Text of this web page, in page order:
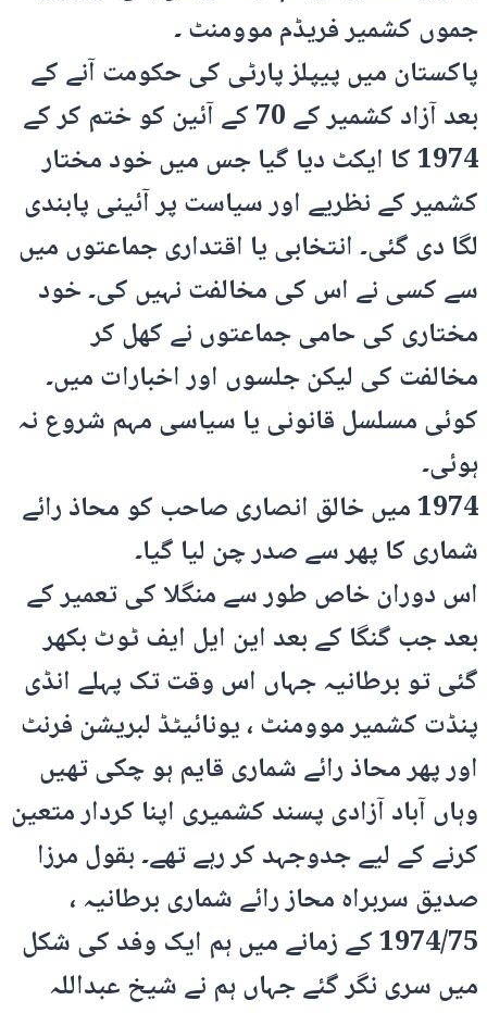
جموں کشمیر فریڈم موومنٹ ۔
پاکستان میں پیپلز پارٹی کی حکومت آنے کے
بعد آزاد کشمیر کے 70 کے آئین کو ختم کر کے
1974 کا ایکٹ دیا گیا جس میں خود مختار
کشمیر کے نظریے اور سیاست پر آئینی پابندی
لگا دی گئی۔ انتخابی یا اقتداری جماعتوں میں
سے کسی نے اس کی مخالفت نہیں کی۔ خود
مختاری کی حامی جماعتوں نے کھل کر
مخالفت کی لیکن جلسوں اور اخبارات میں۔
کوئی مسلسل قانونی یا سیاسی مہم شروع نہ
ہوئی۔
1974 میں خالق انصاری صاحب کو محاذ رائے
شماری کا پھر سے صدر چن لیا گیا۔
اس دوران خاص طور سے منگلا کی تعمیر کے
بعد جب گنگا کے بعد این ایل ایف ٹوٹ بکھر
گئی تو برطانیہ جہاں اس وقت تک پہلے انڈی
پنڈت کشمیر موومنٹ ، یونائیٹڈ لبریشن فرنٹ
اور پھر محاذ رائے شماری قایم ہو چکی تھیں
وہاں آباد آزادی پسند کشمیری اپنا کردار متعین
کرنے کے لیے جدوجہد کر رہے تھے۔ بقول مرزا
صدیق سربراہ محاز رائے شماری برطانیہ ،
1974/75 کے زمانے میں ہم ایک وفد کی شکل
میں سری نگر گئے جہاں ہم نے شیخ عبداللہ